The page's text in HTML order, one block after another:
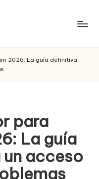
2026: La guía definitiva
para
La guía
acceso